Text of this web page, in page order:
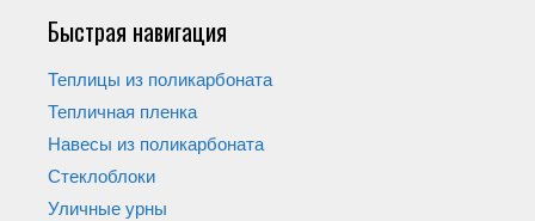
Быстрая навигация
Теплицы из поликарбоната
Тепличная пленка
Навесы из поликарбоната
Стеклоблоки
Уличные урны